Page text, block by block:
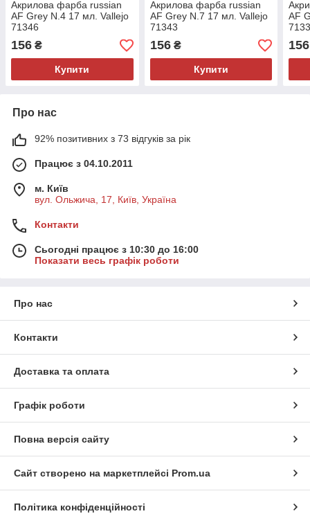
Акрилова фарба russian
AF Grey N.4 17 мл. Vallejo
71346
156 ₴
Купити
Акрилова фарба russian
AF Grey N.7 17 мл. Vallejo
71343
156₴
Купити
AF
156
Про нас
92% позитивних з 73 відгуків за рік
Працює з 04.10.2011
м. Київ
вул. Ольжича, 17, Київ, Україна
Контакти
Сьогодні працює з 10:30 до 16:00
Показати весь графік роботи
Про нас
Контакти
Доставка та оплата
Графік роботи
Повна версія сайту
Сайт створено на маркетплейсі Prom.ua
Політика конфіденційності